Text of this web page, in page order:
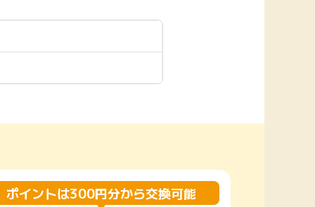
・使えるお店）
情報
ポイントは300円分から交換可能